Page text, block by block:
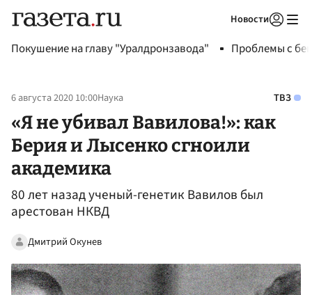
Новости
Покушение на главу "Уралдронзавода" Проблемы с
6 августа 2020 10:00Наука ТВЗ
«Я не убивал Вавилова!»: как
Берия и Лысенко сгноили
академика
80 лет назад ученый-генетик Вавилов был
арестован НКВД
Дмитрий Окунев